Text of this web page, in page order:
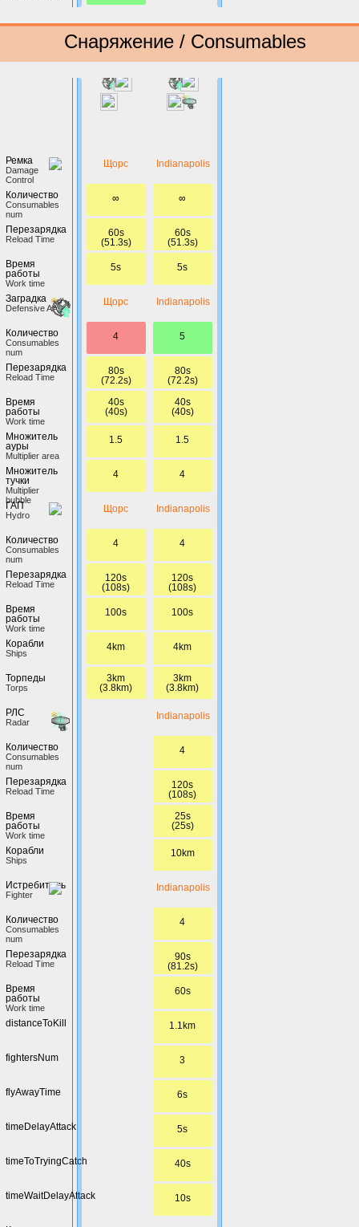
Снаряжение / Consumables
Ремка
Damage
Control
Количество
Сonsumables
num
Перезарядка
Reload Time
Время
работы
Work time
Заградка
Defensive AA
Количество
Сonsumables
num
Перезарядка
Reload Time
Время
работы
Work time
Множитель
ауры
Multiplier area
Множитель
тучки
Multiplier
bubble
ГАП
Hydro
Количество
Сonsumables
num
Перезарядка
Reload Time
Время
работы
Work time
Корабли
Ships
Торпеды
Torps
РЛС
Radar
Количество
Сonsumables
num
Перезарядка
Reload Time
Время
работы
Work time
Корабли
Ships
Истребитель
Fighter
Количество
Сonsumables
num
Перезарядка
Reload Time
Время
работы
Work time
distanceToKill
fightersNum
flyAwayTime
timeDelayAttack
timeToTryingCatch
timeWaitDelayAttack
Щорс
∞
60s
(51.3s)
5s
Щорс
4
80s
(72.2s)
40s
(40s)
1.5
4
Щорс
4
120s
(108s)
100s
4km
3km
(3.8km)
Indianapolis
∞
60s
(51.3s)
5s
Indianapolis
5
80s
(72.2s)
40s
(40s)
1.5
4
Indianapolis
4
120s
(108s)
100s
4km
3km
(3.8km)
Indianapolis
4
120s
(108s)
25s
(25s)
10km
Indianapolis
4
90s
(81.2s)
60s
1.1km
3
6s
5s
40s
10s